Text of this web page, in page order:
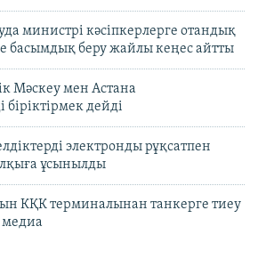
министрі кәсіпкерлерге отандық
басымдық беру жайлы кеңес айтты
Мәскеу мен Астана
біріктірмек дейді
электронды рұқсатпен
ұсынылды
КҚК терминалынан танкерге тиеу
медиа